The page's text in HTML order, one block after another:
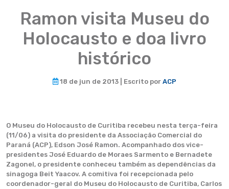
Ramon visita Museu do
Holocausto e doa livro
histórico
18 de jun de 2013 | Escrito por ACP
O Museu do Holocausto de Curitiba recebeu nesta terça-feira
(11/06) a visita do presidente da Associação Comercial do
Paraná (ACP), Edson José Ramon. Acompanhado dos vice-
presidentes José Eduardo de Moraes Sarmento e Bernadete
Zagonel, o presidente conheceu também as dependências da
sinagoga Beit Yaacov. A comitiva foi recepcionada pelo
coordenador-geral do Museu do Holocausto de Curitiba, Carlos